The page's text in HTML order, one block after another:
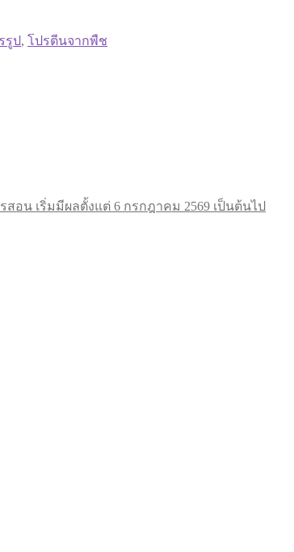
รูป, โปรตีนจากพืช
น เริ่มมีผลตั้งแต่ 6 กรกฎาคม 2569 เป็นต้นไป